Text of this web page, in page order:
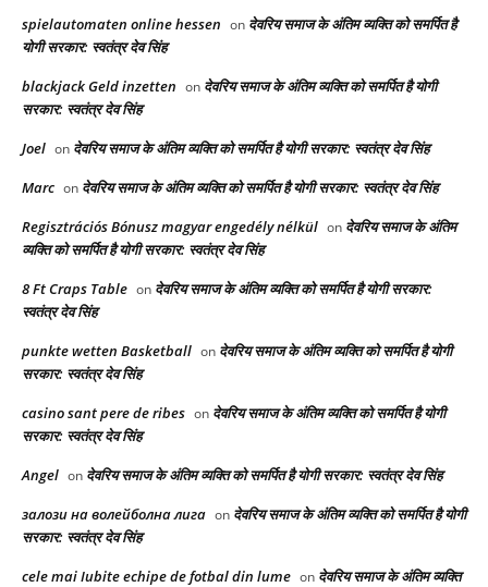
spielautomaten online hessen on देवरिय समाज के अंतिम व्यक्ति को समर्पित है
योगी सरकार: स्वतंत्र देव सिंह
blackjack Geld inzetten on देवरिय समाज के अंतिम व्यक्ति को समर्पित है योगी
सरकार: स्वतंत्र देव सिंह
Joel on देवरिय समाज के अंतिम व्यक्ति को समर्पित है योगी सरकार: स्वतंत्र देव सिंह
Marc on देवरिय समाज के अंतिम व्यक्ति को समर्पित है योगी सरकार: स्वतंत्र देव सिंह
Regisztrációs Bónusz magyar engedély nélkül on देवरिय समाज के अंतिम
व्यक्ति को समर्पित है योगी सरकार: स्वतंत्र देव सिंह
8 Ft Craps Table on देवरिय समाज के अंतिम व्यक्ति को समर्पित है योगी सरकार:
स्वतंत्र देव सिंह
punkte wetten Basketball on देवरिय समाज के अंतिम व्यक्ति को समर्पित है योगी
सरकार: स्वतंत्र देव सिंह
casino sant pere de ribes on देवरिय समाज के अंतिम व्यक्ति को समर्पित है योगी
सरकार: स्वतंत्र देव सिंह
Angel on देवरिय समाज के अंतिम व्यक्ति को समर्पित है योगी सरकार: स्वतंत्र देव सिंह
залози на волейболна лига on देवरिय समाज के अंतिम व्यक्ति को समर्पित है योगी
सरकार: स्वतंत्र देव सिंह
cele mai Iubite echipe de fotbal din lume on देवरिय समाज के अंतिम व्यक्ति